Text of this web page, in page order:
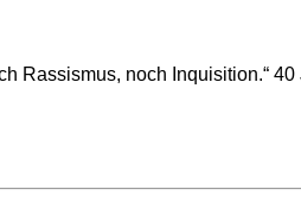
Rassismus, noch Inquisition.“